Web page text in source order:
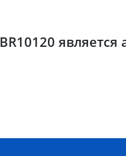
является